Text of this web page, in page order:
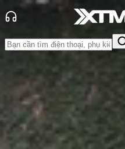
Tin tức
Tư vấn
Tin Mới
Đánh Giá - Trên
mãiThủ thuật Hỏi đáp App
hàng - Sự kiện